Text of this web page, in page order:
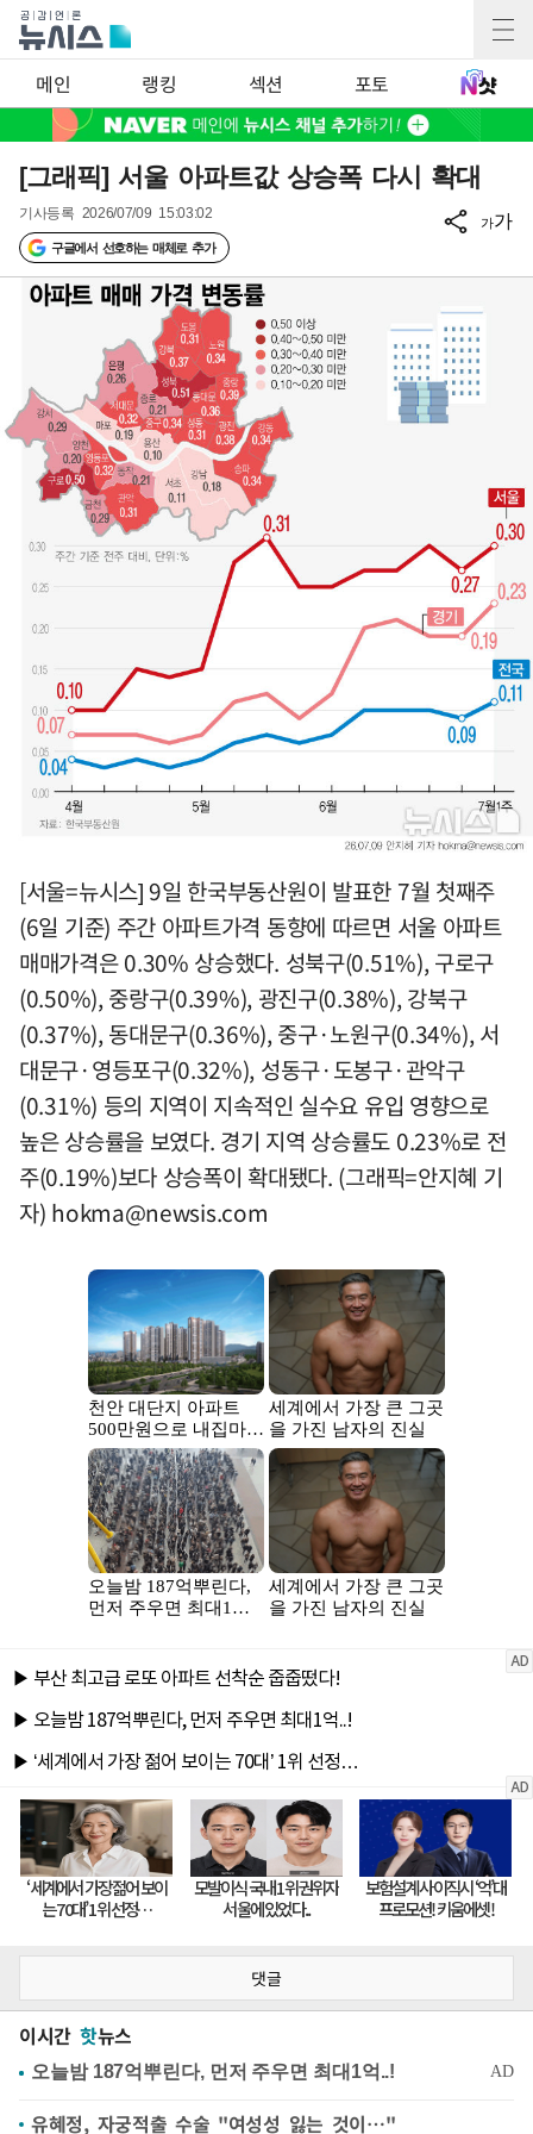
메인 랭킹 섹션 포토
[그래픽] 서울 아파트값 상승폭 다시 확대
기사등록 2026/07/09 15:03:02
구글에서 선호하는 매체로 추가
가가
[서울=뉴시스] 9일 한국부동산원이 발표한 7월 첫째주
(6일 기준) 주간 아파트가격 동향에 따르면 서울 아파트
매매가격은 0.30% 상승했다. 성북구(0.51%), 구로구
(0.50%), 중랑구(0.39%), 광진구(0.38%), 강북구
(0.37%), 동대문구(0.36%), 중구·노원구(0.34%), 서
대문구·영등포구(0.32%), 성동구·도봉구·관악구
(0.31%) 등의 지역이 지속적인 실수요 유입 영향으로
높은 상승률을 보였다. 경기 지역 상승률도 0.23%로 전
주(0.19%)보다 상승폭이 확대됐다. (그래픽=안지혜 기
자) hokma@newsis.com
댓글
이시간 핫뉴스
유혜정, 자궁적출 수술 "여성성 잃는 것이…"